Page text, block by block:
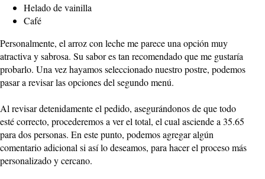
Helado de vainilla
Café
Personalmente, el arroz con leche me parece una opción muy
atractiva y sabrosa. Su sabor es tan recomendado que me gustaría
probarlo. Una vez hayamos seleccionado nuestro postre, podemos
pasar a revisar las opciones del segundo menú.
Al revisar detenidamente el pedido, asegurándonos de que todo
esté correcto, procederemos a ver el total, el cual asciende a 35.65
para dos personas. En este punto, podemos agregar algún
comentario adicional si así lo deseamos, para hacer el proceso más
personalizado y cercano.